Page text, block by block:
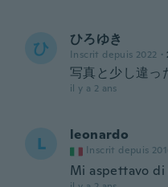
ひ ひろゆき
Inscrit depuis 2022 ·
写真と少し違っ
il y a 2 ans
L leonardo
Inscrit depuis
Mi aspettavo di